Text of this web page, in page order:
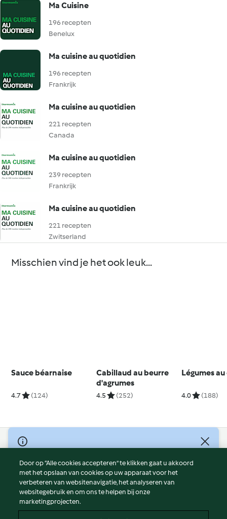
Ma Cuisine
196 recepten
Benelux
Ma cuisine au quotidien
196 recepten
Frankrijk
Ma cuisine au quotidien
221 recepten
Canada
Ma cuisine au quotidien
239 recepten
Frankrijk
Ma cuisine au quotidien
221 recepten
Zwitserland
Misschien vind je het ook leuk...
Sauce béarnaise
4.7 (124)
Cabillaud au beurre
d'agrumes
4.5 (252)
Légumes
4.0 (188)
© Copyright 2026
Gebruiksvoorwaarden
Privacybeleid
Disclaimer
Colofon
Door op “Alle cookies accepteren” te klikken gaat u akkoord
met het opslaan van cookies op uw apparaat voor het
verbeteren van websitenavigatie, het analyseren van
websitegebruik en om ons te helpen bij onze
marketingprojecten.